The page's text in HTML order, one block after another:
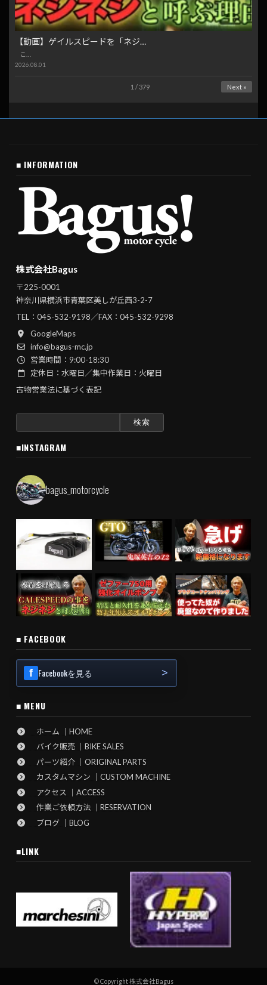
【動画】ゲイルスピードを「ネジ…
こ…
2026.08.01
1 / 379 Next »
■ INFORMATION
株式会社Bagus
〒225-0001
神奈川県横浜市青葉区美しが丘西3-2-7
TEL： 045-532-9198／FAX：045-532-9298
GoogleMaps
info@bagus-mc.jp
営業時間：9:00-18:30
定休日：水曜日／集中作業日：火曜日
古物営業法に基づく表記
■INSTAGRAM
bagus_motorcycle
■ FACEBOOK
Facebookを見る
■ MENU
ホーム ｜HOME
バイク販売 ｜BIKE SALES
パーツ紹介 ｜ORIGINAL PARTS
カスタムマシン ｜CUSTOM MACHINE
アクセス ｜ACCESS
作業ご依頼方法 ｜RESERVATION
ブログ ｜BLOG
■LINK
© Copyright 株式会社Bagus